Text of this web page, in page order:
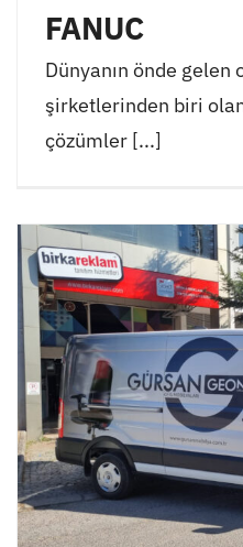
FANUC
Dünyanın önde gelen
şirketlerinden biri
çözümler [...]